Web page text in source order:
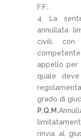
F.F..
4. La
annullata
civili,
appello per
quale
grado di
P.Q.M.
rinvia al